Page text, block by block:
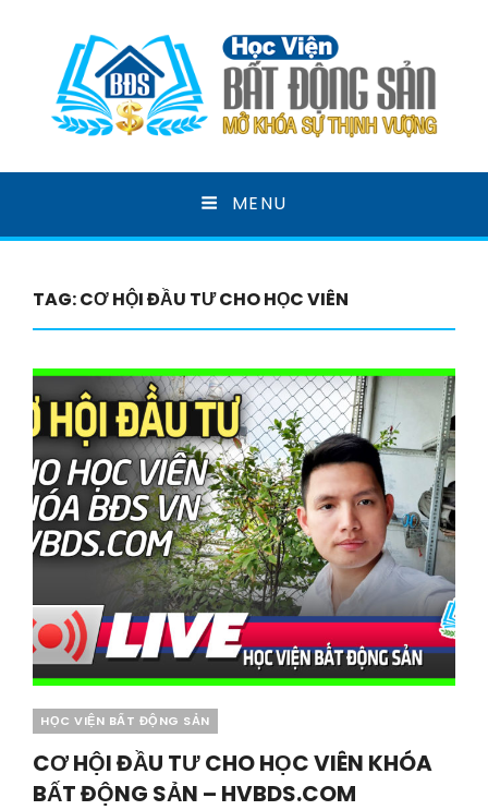
HỌC VIỆN BẤT ĐỘNG
SẢN
MENU
TAG:CƠ HỘI ĐẦU TƯ CHO HỌC VIÊN
Categories
HỌC VIỆN BẤT ĐỘNG SẢN
CƠ HỘI ĐẦU TƯ CHO HỌC VIÊN KHÓA
BẤT ĐỘNG SẢN – HVBDS.COM